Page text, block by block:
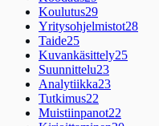
Koulutus29
Yritysohjelmistot28
Taide25
Kuvankäsittely25
Suunnittelu23
Analytiikka23
Tutkimus22
Muistiinpanot22